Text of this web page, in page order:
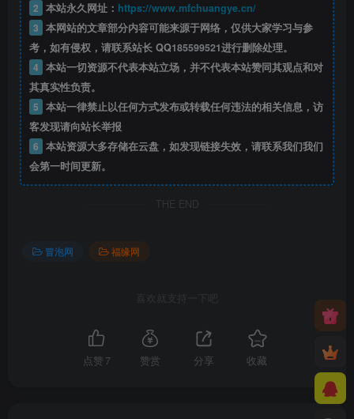
2 本站永久网址： https://www.mfchuangye.cn/
3 本网站的文章部分内容可能来源于网络，仅供大家学习与参
考，如有侵权，请联系站长 QQ185599521进行删除处理。
4 本站一切资源不代表本站立场，并不代表本站赞同其观点和对
其真实性负责。
5 本站一律禁止以任何方式发布或转载任何违法的相关信息，访
客发现请向站长举报
6 本站资源大多存储在云盘，如发现链接失效，请联系我们我们
会第一时间更新。
THE END
冒泡网 福缘网
喜欢就支持一下吧
点赞 7 赞赏 分享 收藏